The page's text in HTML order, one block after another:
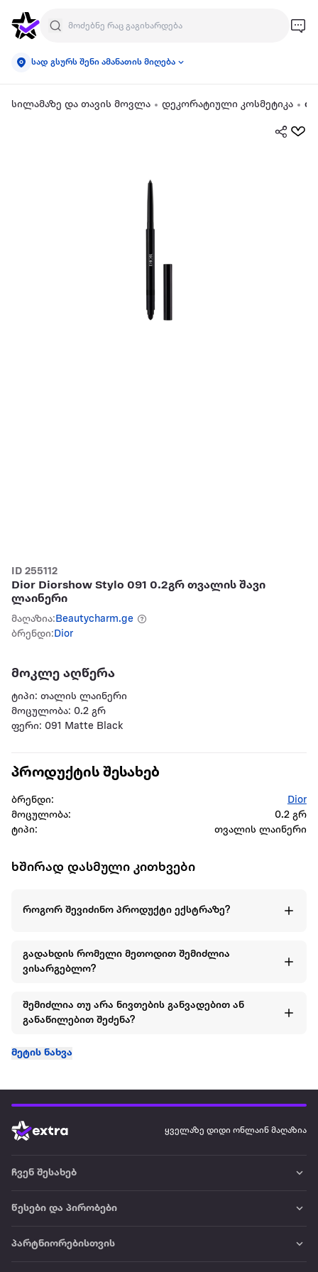
სად გსურს შენი ამანათის მიღება
სილამაზე და თავის მოვლა დეკორატიული კოსმეტიკა
ID 255112
Dior Diorshow Stylo 091 0.2გრ თვალის შავი
ლაინერი
მაღაზია: Beautycharm.ge
ბრენდი: Dior
მოკლე აღწერა
ტიპი: თალის ლაინერი
მოცულობა: 0.2 გრ
ფერი: 091 Matte Black
პროდუქტის შესახებ
ბრენდი:
Dior
მოცულობა:
0.2 გრ
ტიპი:
თვალის ლაინერი
ხშირად დასმული კითხვები
როგორ შევიძინო პროდუქტი ექსტრაზე?
გადახდის რომელი მეთოდით შემიძლია
ვისარგებლო?
შემიძლია თუ არა ნივთების განვადებით ან
განაწილებით შეძენა?
მეტის ნახვა
ყველაზე დიდი ონლაინ მაღაზია
ჩვენ შესახებ
წესები და პირობები
პარტნიორებისთვის